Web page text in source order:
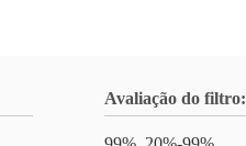
Avaliação do filtro: